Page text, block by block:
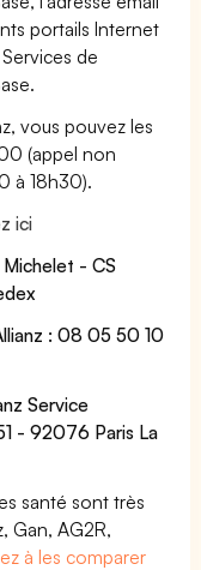
portails Internet
de
vous pouvez les
(appel non
à 18h30).
ici
Michelet - CS
: 08 05 50 10
Service
- 92076 Paris La
santé sont très
Gan, AG2R,
à les comparer